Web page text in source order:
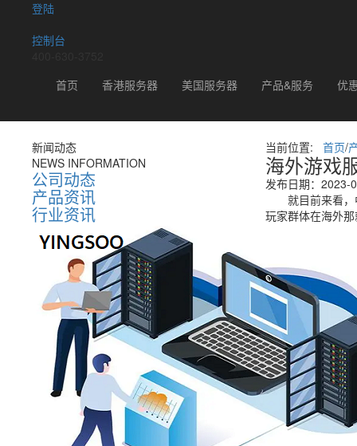
登陆
控制台
首页
香港服务器 美国服务器 产品&服务 优
新闻动态
NEWS INFORMATION
公司动态
产品资讯
行业资讯
当前位置: 首页/
海外游戏
发布日期：2023-
就目前来看，
玩家群体在海外